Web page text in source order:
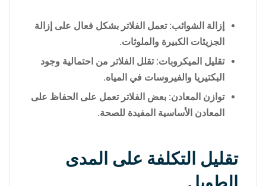
إزالة الشوائب: تعمل الفلاتر بشكل فعال على إزالة
الجزيئات الكبيرة والملوثات.
تقليل الميكروبات: تقلل الفلاتر من احتمالية وجود
البكتيريا والفيروسات في المياه.
توازن المعادن: بعض الفلاتر تعمل على الحفاظ على
المعادن الأساسية المفيدة للصحة.
تقليل التكلفة على المدى